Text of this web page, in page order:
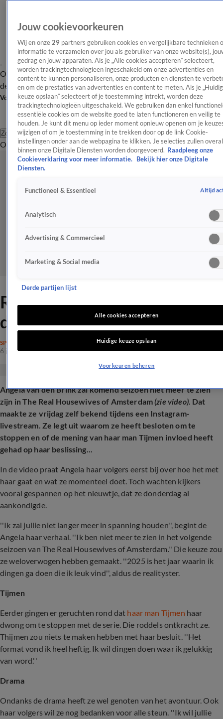
OverzichtAfleveringen Entertainment TV Algemeen
Tip
de redactieNieuwsbrief
Volg Shownieuws
Zoeken
OverzichtEntertainmentSpraakmakendRealityCrimeVideo's
Real Housewife-ster neemt
drastisch besluit
SPRAAKMAKEND
6 juni 2025, 14:16
Angela van den Brink zal komend seizoen niet meer te zien
zijn in The Real Housewives of Amsterdam(zie video). Dat
maakte ze vrijdag zelf bekend tijdens een Instagram-
livestream. Ze legt uit waarom ze heeft besloten om te
stoppen en of de mening van haar man Tijmen invloed heeft
gehad op haar beslissing...
In de video praat Angela haar volgers eerst bij over hoe het met
haar gaat en wat ze momenteel doet. Toch wachten kijkers
vooral gespannen op het nieuwtje, dat ze donderdag al
aankondigde.
''Ik zal jullie niet langer meer in spanning houden'', begint de
Angela haar verhaal. ''Ik ben niet meer te zien in het volgende
seizoen van The Real Housewives of Amsterdam.'' Die keuze zou
ze weloverwogen hebben gemaakt. ''2025 is het jaar waarin ik
dingen ga doen die ik leuk vind'', aldus de realityster.
Tijmen
Eerder gingen er geruchten rond dat haar man Tijmen haar
dwong om te stoppen met de serie. Die roddels ontkracht ze.
Thijmen zou niets te maken hebben met haar besluit. ''Het
format vond ik heel heftig. Ik wil dingen doen waar ik gelukkig
van word.''
Drama
Ondanks de drama heeft ze wel genoten van het avontuur. Ook
haar volgers wil ze nog bedanken voor alle steun. ''Ik wil jullie
Jouw cookievoorkeuren
Wij en onze 29 partners gebruiken cookies en vergelijkbare technieken
informatie te verzamelen over jou als gebruiker van onze website(s),
gedrag en jouw apparaten. Als je „Alle cookies accepteren” selecteert,
worden trackingtechnologieën ingeschakeld om onze advertenties en
content te kunnen personaliseren, onze producten en diensten te
en om de prestaties van advertenties en content te meten. Als je
keuze opslaan” selecteert of je toestemming intrekt, worden deze
trackingtechnologieën uitgeschakeld. We gebruiken dan enkel
essentiële cookies om de website goed te laten functioneren en veilig te
houden. Je kunt dit menu op ieder moment opnieuw openen om je
wijzigen of om je toestemming in te trekken door op de link Cookie-
instellingen onder aan de webpagina te klikken. Je selecties zullen overal
binnen onze Digitale Diensten worden doorgevoerd. Raadpleeg onze
Cookieverklaring voor meer informatie.
Bekijk hier onze Digitale
Diensten.
Functioneel & Essentieel Altijd
Analytisch
Advertising & Commercieel
Marketing & Social media
Derde partijen lijst
Alle cookies accepteren
Huidige keuze opslaan
Voorkeuren beheren